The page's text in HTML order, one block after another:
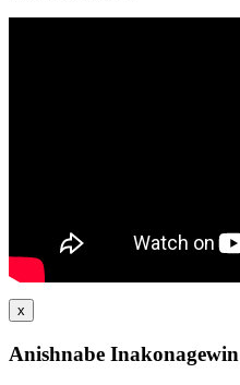
x
Anishnabe Inakonagewin